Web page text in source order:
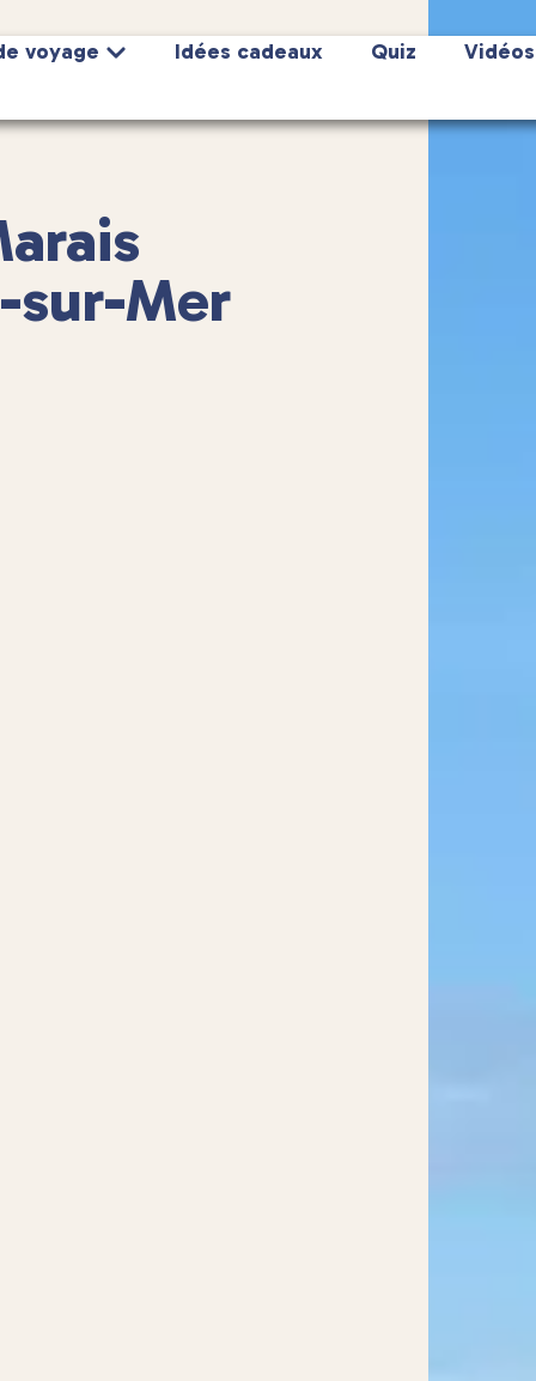
voyage Idées cadeaux Quiz Vidéos
sur-Mer